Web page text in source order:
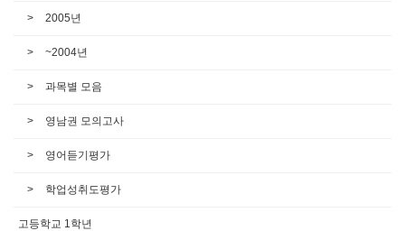
2005년
~2004년
과목별 모음
영남권 모의고사
영어듣기평가
학업성취도평가
고등학교 1학년